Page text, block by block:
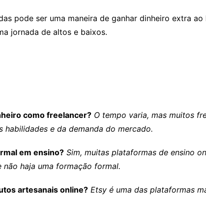
pode ser uma maneira de ganhar dinheiro extra
jornada de altos e baixos.
como freelancer? O tempo varia, mas muitos
habilidades e da demanda do mercado.
em ensino? Sim, muitas plataformas de ensino
haja uma formação formal.
artesanais online? Etsy é uma das plataformas